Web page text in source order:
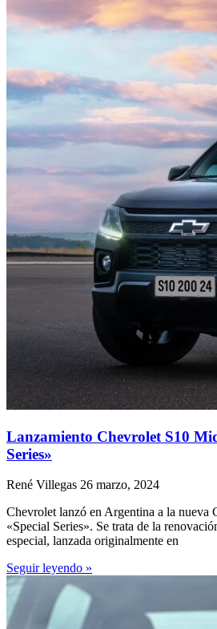
Lanzamiento Chevrolet S10
Series»
René Villegas 26 marzo, 2024
Chevrolet lanzó en Argentina a la nueva
«Special Series». Se trata de la
especial, lanzada originalmente en
Seguir leyendo »